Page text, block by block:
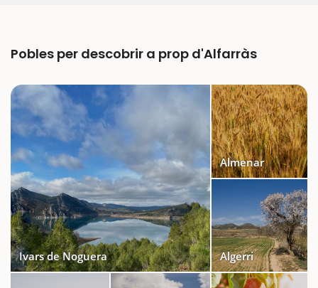
Pobles per descobrir a prop d'Alfarràs
Ivars de Noguera
Almenar
Algerri